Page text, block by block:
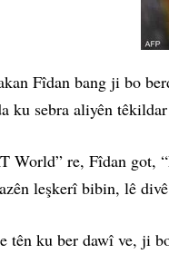
Fîdan bang ji bo
ku sebra aliyên
World” re, Fîdan got,
leşkerî bibin, lê
tên ku ber dawî ve, ji